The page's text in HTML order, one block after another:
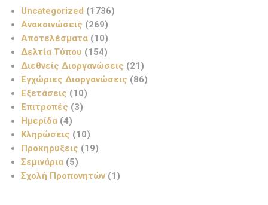
Uncategorized (1736)
Ανακοινώσεις (269)
Αποτελέσματα (10)
Δελτία Τύπου (154)
Διεθνείς Διοργανώσεις (21)
Εγχώριες Διοργανώσεις (86)
Εξετάσεις (10)
Επιτροπές (3)
Ημερίδα (4)
Κληρώσεις (10)
Προκηρύξεις (19)
Σεμινάρια (5)
Σχολή Προπονητών (1)